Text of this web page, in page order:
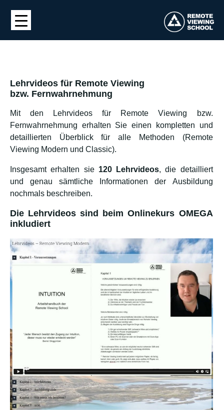
Lehrvideos für Remote Viewing
bzw. Fernwahrnehmung
Mit den Lehrvideos für Remote Viewing bzw.
Fernwahrnehmung erhalten Sie einen kompletten und
detaillierten Überblick für alle Methoden (Remote
Viewing Modern und Classic).
Insgesamt erhalten sie 120 Lehrvideos, die detailliert
und genau sämtliche Informationen der Ausbildung
nochmals beschreiben.
Die Lehrvideos sind beim Onlinekurs OMEGA
inkludiert